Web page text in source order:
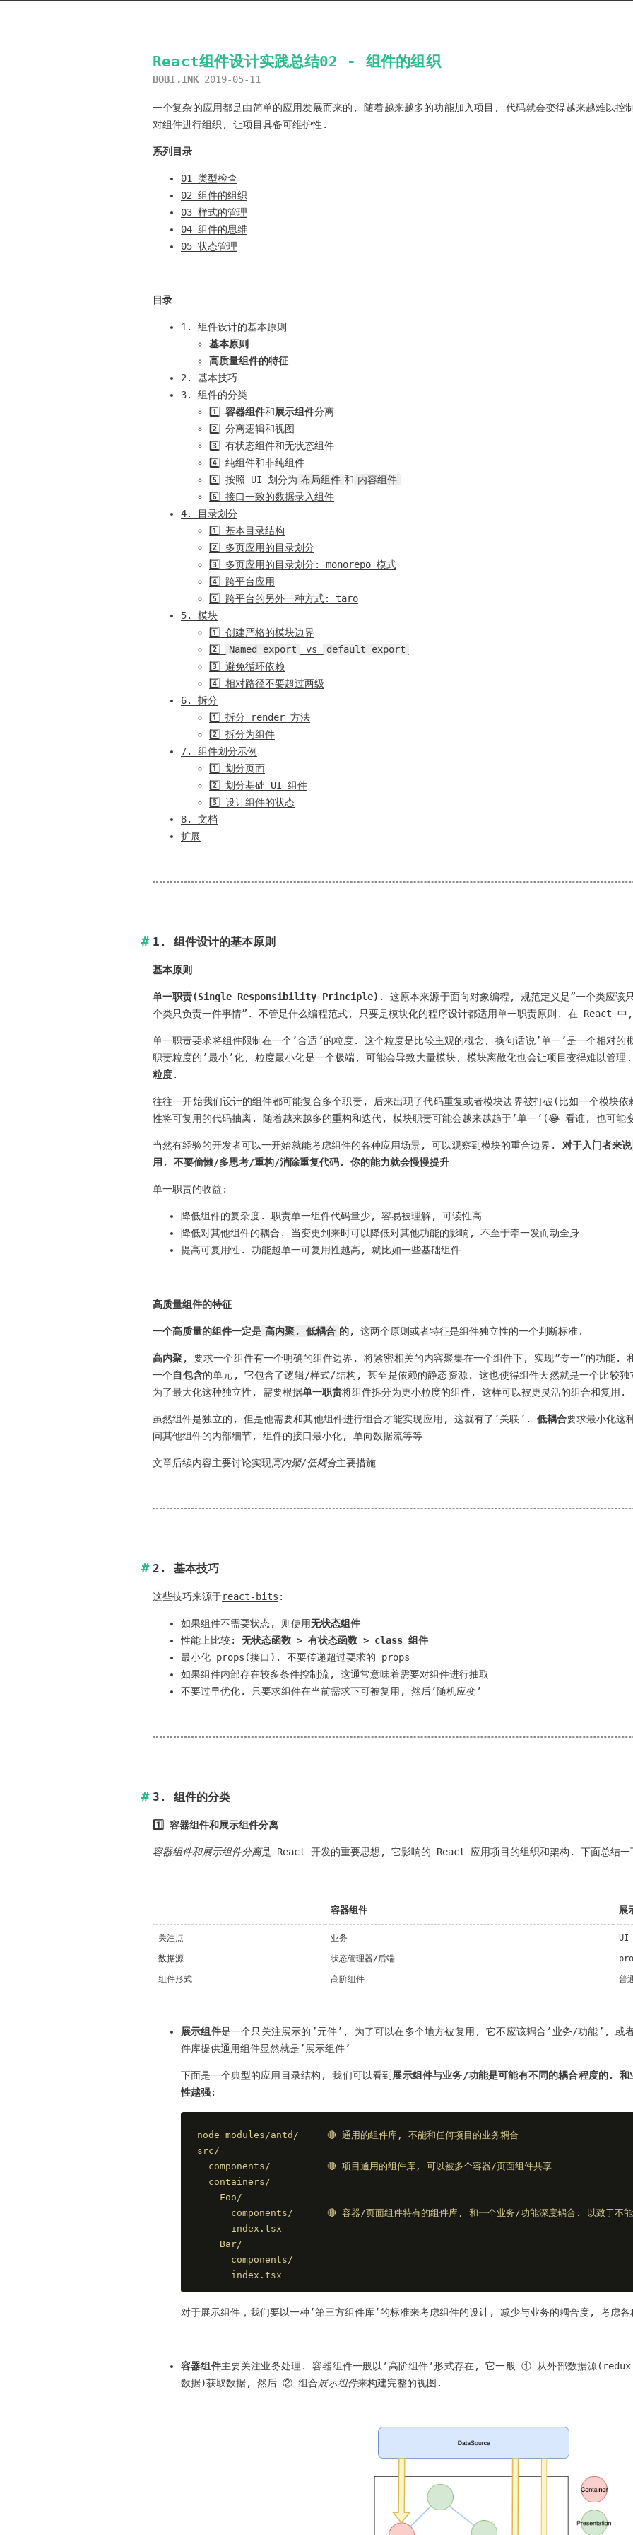
React组件设计实践总结02 - 组件的组织
BOBI.INK 2019-05-11
一个复杂的应用都是由简单的应用发展而来的, 随着越来越多的功能加入项目, 代码就会变得越来越难以控
对组件进行组织, 让项目具备可维护性.
系列目录
01 类型检查
02 组件的组织
03 样式的管理
04 组件的思维
05 状态管理
目录
1. 组件设计的基本原则
基本原则
高质量组件的特征
2. 基本技巧
3. 组件的分类
1️⃣ 容器组件和展示组件分离
2️⃣ 分离逻辑和视图
3️⃣ 有状态组件和无状态组件
4️⃣ 纯组件和非纯组件
5️⃣ 按照 UI 划分为 布局组件 和 内容组件
6️⃣ 接口一致的数据录入组件
4. 目录划分
1️⃣ 基本目录结构
2️⃣ 多页应用的目录划分
3️⃣ 多页应用的目录划分: monorepo 模式
4️⃣ 跨平台应用
5️⃣ 跨平台的另外一种方式: taro
5. 模块
1️⃣ 创建严格的模块边界
2️⃣
Named export vs
default export
3️⃣ 避免循环依赖
4️⃣ 相对路径不要超过两级
6. 拆分
1️⃣ 拆分 render 方法
2️⃣ 拆分为组件
7. 组件划分示例
1️⃣ 划分页面
2️⃣ 划分基础 UI 组件
3️⃣ 设计组件的状态
8. 文档
扩展
1. 组件设计的基本原则
基本原则
单一职责(Single Responsibility Principle) . 这原本来源于面向对象编程, 规范定义是”一个类应该
个类只负责一件事情”. 不管是什么编程范式, 只要是模块化的程序设计都适用单一职责原则. 在 React
单一职责要求将组件限制在一个’合适’的粒度. 这个粒度是比较主观的概念, 换句话说’单一’是一个相对
职责粒度的’最小’化, 粒度最小化是一个极端, 可能会导致大量模块, 模块离散化也会让项目变得难以管理.
粒度.
往往一开始我们设计的组件都可能复合多个职责, 后来出现了代码重复或者模块边界被打破(比如一个模块
性将可复用的代码抽离. 随着越来越多的重构和迭代, 模块职责可能会越来越趋于’单一’(😂 看谁, 也可能
当然有经验的开发者可以一开始就能考虑组件的各种应用场景, 可以观察到模块的重合边界. 对于入门者来说
用, 不要偷懒/多思考/重构/消除重复代码, 你的能力就会慢慢提升
单一职责的收益:
降低组件的复杂度. 职责单一组件代码量少, 容易被理解, 可读性高
降低对其他组件的耦合. 当变更到来时可以降低对其他功能的影响, 不至于牵一发而动全身
提高可复用性. 功能越单一可复用性越高, 就比如一些基础组件
高质量组件的特征
一个高质量的组件一定是 高内聚, 低耦合 的, 这两个原则或者特征是组件独立性的一个判断标准.
高内聚, 要求一个组件有一个明确的组件边界, 将紧密相关的内容聚集在一个组件下, 实现”专一”的功能.
一个自包含的单元, 它包含了逻辑/样式/结构, 甚至是依赖的静态资源. 这也使得组件天然就是一个比较
为了最大化这种独立性, 需要根据单一职责将组件拆分为更小粒度的组件, 这样可以被更灵活的组合和复用.
虽然组件是独立的, 但是他需要和其他组件进行组合才能实现应用, 这就有了’关联’. 低耦合要求最小化这
问其他组件的内部细节, 组件的接口最小化, 单向数据流等等
文章后续内容主要讨论实现高内聚/低耦合主要措施
2. 基本技巧
这些技巧来源于react-bits :
如果组件不需要状态, 则使用无状态组件
性能上比较: 无状态函数 > 有状态函数 > class 组件
最小化 props(接口). 不要传递超过要求的 props
如果组件内部存在较多条件控制流, 这通常意味着需要对组件进行抽取
不要过早优化. 只要求组件在当前需求下可被复用, 然后’随机应变’
3. 组件的分类
1️⃣ 容器组件和展示组件分离
容器组件和展示组件分离是 React 开发的重要思想, 它影响的 React 应用项目的组织和架构. 下面总结一
容器组件 展
关注点 业务 UI
数据源 状态管理器/后端
组件形式 高阶组件 普
展示组件是一个只关注展示的’元件’, 为了可以在多个地方被复用, 它不应该耦合’业务/功能’, 或
件库提供通用组件显然就是’展示组件’
下面是一个典型的应用目录结构, 我们可以看到 展示组件与业务/功能是可能有不同的耦合程度的,
性越强:
node_modules/antd/     🔴 通用的组件库, 不能和任何项目的业务耦合
src/
  components/          🔴 项目通用的组件库, 可以被多个容器/页面组件共享
  containers/
    Foo/
components/      🔴 容器/页面组件特有的组件库, 和一个业务/功能深度耦合. 以致于不能
      index.tsx
    Bar/
      components/
      index.tsx
对于展示组件，我们要以一种’第三方组件库’的标准来考虑组件的设计, 减少与业务的耦合度, 考虑
容器组件主要关注业务处理. 容器组件一般以’高阶组件’形式存在, 它一般 ① 从外部数据源(redux
数据)获取数据, 然后 ② 组合展示组件来构建完整的视图.